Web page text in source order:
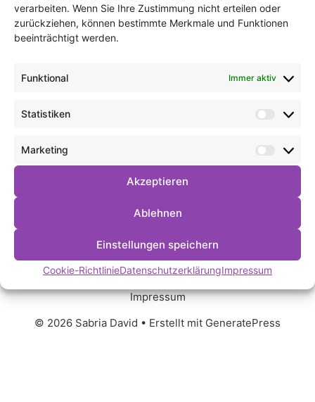
verarbeiten. Wenn Sie Ihre Zustimmung nicht erteilen oder
zurückziehen, können bestimmte Merkmale und Funktionen
beeinträchtigt werden.
Funktional Immer aktiv
Statistiken
Marketing
Akzeptieren
Ablehnen
Einstellungen speichern
Cookie-RichtlinieDatenschutzerklärungImpressum
Kontakt Datenschutz
Cookie-Richtlinie (EU)
Impressum
© 2026 Sabria David • Erstellt mit GeneratePress